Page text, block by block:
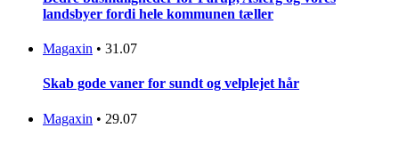
landsbyer fordi hele kommunen tæller
Magaxin • 31.07
Skab gode vaner for sundt og velplejet hår
Magaxin • 29.07